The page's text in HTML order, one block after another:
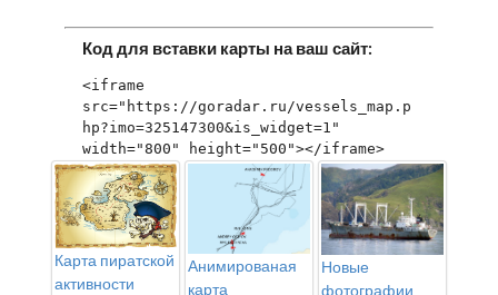
Код для вставки карты на ваш сайт:
<iframe
src="https://goradar.ru/vessels_map.p
hp?imo=325147300&is_widget=1"
width="800" height="500"></iframe>
Карта пиратской
активности
Анимированая
карта
Новые
фотографии